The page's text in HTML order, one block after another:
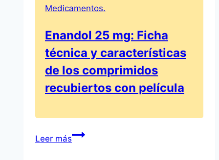
Medicamentos.
Enandol 25 mg: Ficha
técnica y características
de los comprimidos
recubiertos con película
Leer másEnandol